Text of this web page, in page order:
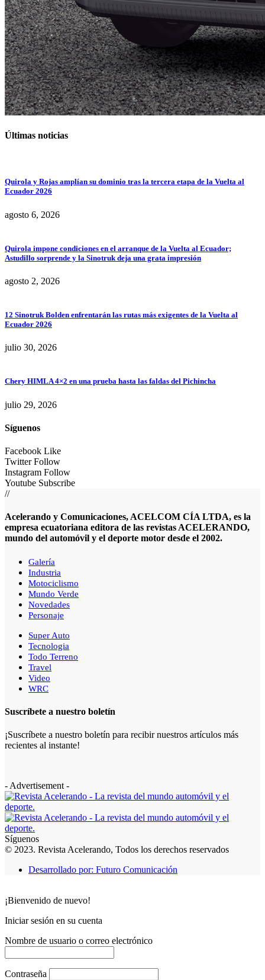
Últimas noticias
Quirola y Rojas amplían su dominio tras la tercera etapa de la Vuelta al
Ecuador 2026
agosto 6, 2026
Quirola impone condiciones en el arranque de la Vuelta al Ecuador;
Astudillo sorprende y la Sinotruk deja una grata impresión
agosto 2, 2026
12 Sinotruk Bolden enfrentarán las rutas más exigentes de la Vuelta al
Ecuador 2026
julio 30, 2026
Chery HIMLA 4×2 en una prueba hasta las faldas del Pichincha
julio 29, 2026
Síguenos
Facebook Like
Twitter Follow
Instagram Follow
Youtube Subscribe
//
Acelerando y Comunicaciones, ACELCOM CÍA LTDA, es la
empresa ecuatoriana editora de las revistas ACELERANDO,
mundo del automóvil y el deporte motor desde el 2002.
Galería
Industria
Motociclismo
Mundo Verde
Novedades
Personaje
Super Auto
Tecnologia
Todo Terreno
Travel
Video
WRC
Suscríbete a nuestro boletín
¡Suscríbete a nuestro boletín para recibir nuestros artículos más
recientes al instante!
- Advertisement -
Síguenos
© 2023. Revista Acelerando, Todos los derechos reservados
Desarrollado por: Futuro Comunicación
¡Bienvenido de nuevo!
Iniciar sesión en su cuenta
Nombre de usuario o correo electrónico
Contraseña